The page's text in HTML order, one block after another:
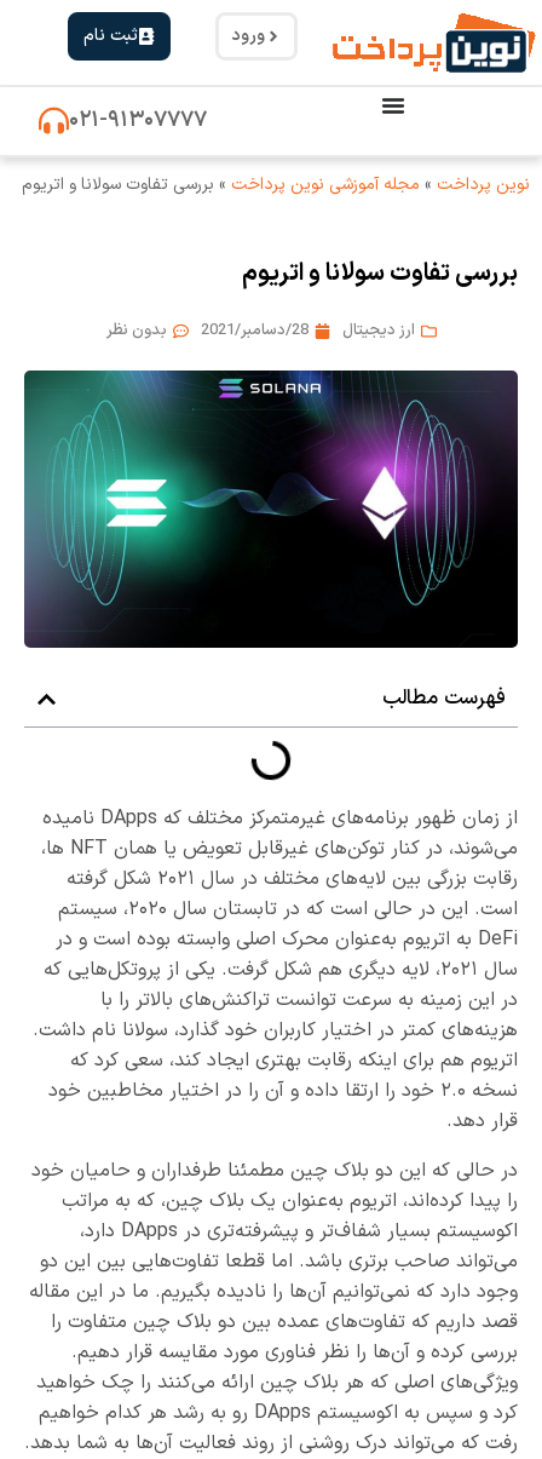
ورود ثبت نام
۰۲۱-۹۱۳۰۷۷۷۷
نوین پرداخت » مجله آموزشی نوین پرداخت » بررسی تفاوت سولانا و اتریوم
بررسی تفاوت سولانا و اتریوم
ارز دیجیتال 28/دسامبر/2021 بدون نظر
فهرست مطالب
از زمان ظهور برنامه‌های غیرمتمرکز مختلف که DApps نامیده
می‌شوند، در کنار توکن‌های غیرقابل تعویض یا همان NFT ها،
رقابت بزرگی بین لایه‌های مختلف در سال ۲۰۲۱ شکل گرفته
است. این در حالی است که در تابستان سال ۲۰۲۰، سیستم
DeFi به اتریوم به‌عنوان محرک اصلی وابسته بوده است و در
سال ۲۰۲۱، لایه دیگری هم شکل گرفت. یکی از پروتکل‌هایی که
در این زمینه به سرعت توانست تراکنش‌های بالاتر را با
هزینه‌های کمتر در اختیار کاربران خود گذارد، سولانا نام داشت.
اتریوم هم برای اینکه رقابت بهتری ایجاد کند، سعی کرد که
نسخه ۲.۰ خود را ارتقا داده و آن را در اختیار مخاطبین خود
قرار دهد.
در حالی که این دو بلاک چین مطمئنا طرفداران و حامیان خود
را پیدا‌ کرده‌اند، اتریوم به‌عنوان یک بلاک چین، که به مراتب
اکوسیستم بسیار شفاف‌تر و پیشرفته‌تری در DApps دارد،
می‌تواند صاحب برتری باشد. اما قطعا تفاوت‌هایی بین این دو
وجود دارد که نمی‌توانیم آن‌ها را نادیده بگیریم. ما در این مقاله
قصد داریم که تفاوت‌های عمده بین دو بلاک چین متفاوت را
بررسی کرده و آن‌ها را نظر فناوری مورد مقایسه قرار دهیم.
ویژگی‌های اصلی که هر بلاک چین ارائه می‌کنند را چک خواهید
کرد و سپس به اکوسیستم DApps رو به رشد هر کدام خواهیم
رفت که می‌تواند درک روشنی از روند فعالیت آن‌ها به شما بدهد.